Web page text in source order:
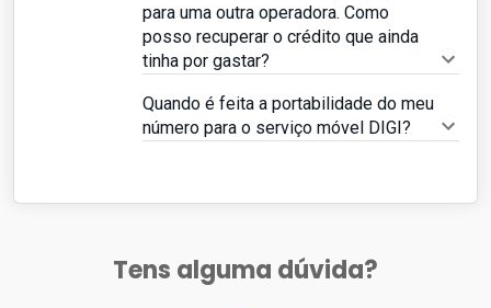
para uma outra operadora. Como
posso recuperar o crédito que ainda
tinha por gastar?
Quando é feita a portabilidade do meu
número para o serviço móvel DIGI?
Tens alguma dúvida?